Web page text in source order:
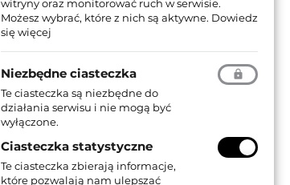
witryny oraz monitorować ruch w serwisie.
Możesz wybrać, które z nich są aktywne. Dowiedz
się więcej
Niezbędne ciasteczka
Te ciasteczka są niezbędne do
działania serwisu i nie mogą być
wyłączone.
Ciasteczka statystyczne
Te ciasteczka zbierają informacje,
które pozwalają nam ulepszać